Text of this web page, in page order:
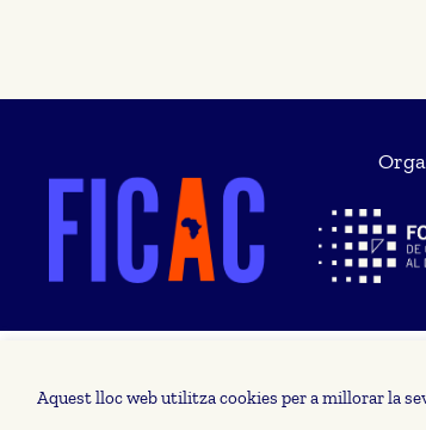
Aquest lloc web utilitza cookies per a millorar la